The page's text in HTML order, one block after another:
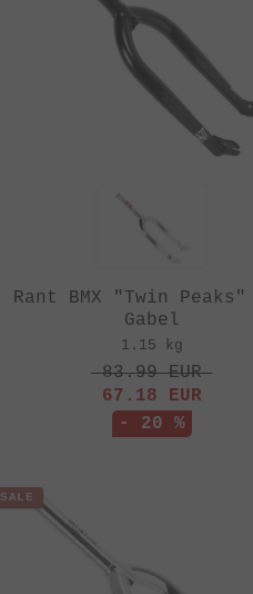
Rant BMX "Twin Peaks"
Gabel
1.15 kg
83.99EUR
67.18 EUR
- 20 %
SALE